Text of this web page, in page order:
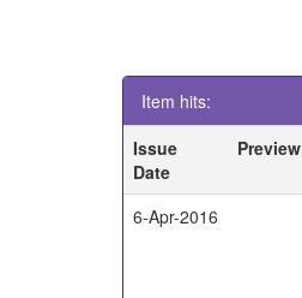
Item hits:
Issue
Date
Preview
6-Apr-2016